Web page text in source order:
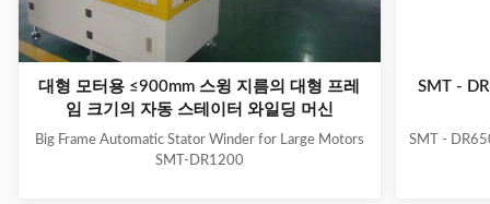
대형 모터용 ≤900mm 스윙 지름의 대형 프레
임 크기의 자동 스테이터 와일딩 머신
Big Frame Automatic Stator Winder for Large Motors
SMT-DR1200
SMT -
SMT -